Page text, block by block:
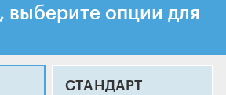
выберите опции для
СТАНДАРТ